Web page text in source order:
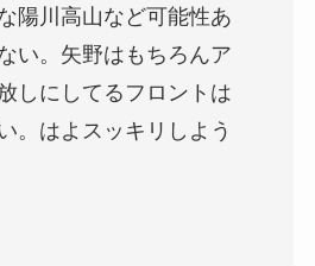
陽川高山など可能性あ
い。矢野はもちろんア
しにしてるフロントは
。はよスッキリしよう